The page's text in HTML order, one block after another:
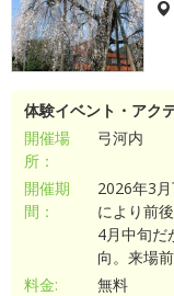
体験イベント・アク
開催場
所：
弓河内
開催期
間：
2026年3
により前
4月中旬だ
向。来場
料金:
無料